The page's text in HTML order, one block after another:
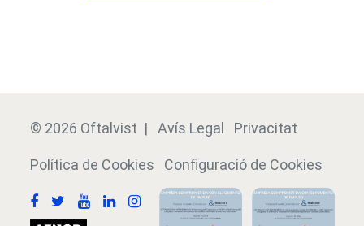
© 2026 Oftalvist |Avís Legal Privacitat
Política de Cookies Configuració de Cookies